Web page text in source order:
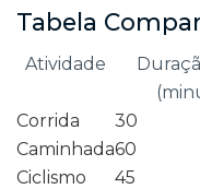
Tabela
Atividade
Corrida
30
Caminhada60
Ciclismo
45